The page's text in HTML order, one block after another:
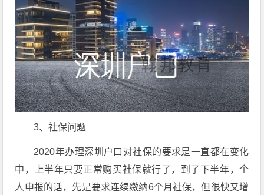
3、社保问题
2020年办理深圳户口对社保的要求是一直都在变化
中，上半年只要正常购买社保就行了，到了下半年，个
人申报的话，先是要求连续缴纳6个月社保，但很快又增